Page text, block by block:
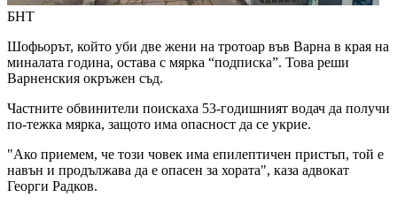
БНТ
Шофьорът, който уби две жени на тротоар във Варна в края на
миналата година, остава с мярка “подписка”. Това реши
Варненския окръжен съд.
Частните обвинители поискаха 53-годишният водач да получи
по-тежка мярка, защото има опасност да се укрие.
"Ако приемем, че този човек има епилептичен пристъп, той е
навън и продължава да е опасен за хората", каза адвокат
Георги Радков.